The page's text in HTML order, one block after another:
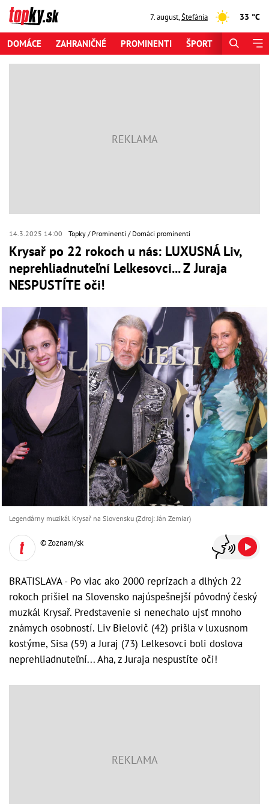
7. august,Štefánia 33 °C
DOMÁCE ZAHRANIČNÉ PROMINENTI ŠPORT
14.3.2025 14:00 Topky Prominenti Domáci prominenti
Krysař po 22 rokoch u nás: LUXUSNÁ Liv,
neprehliadnuteľní Lelkesovci... Z Juraja
NESPUSTÍTE oči!
Legendárny muzikál Krysař na Slovensku (Zdroj: Ján Zemiar)
© Zoznam/sk
BRATISLAVA - Po viac ako 2000 reprízach a dlhých 22
rokoch prišiel na Slovensko najúspešnejší pôvodný český
muzkál Krysař. Predstavenie si nenechalo ujsť mnoho
známych osobností. Liv Bielovič (42) prišla v luxusnom
kostýme, Sisa (59) a Juraj (73) Lelkesovci boli doslova
neprehliadnuteľní... Aha, z Juraja nespustíte oči!